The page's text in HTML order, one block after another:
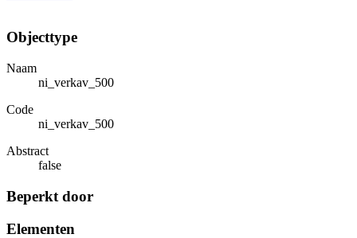
Objecttype
Naam
ni_verkav_500
Code
ni_verkav_500
Abstract
false
Beperkt door
Elementen